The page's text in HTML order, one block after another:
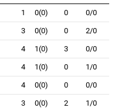
1 0(0) 0 0/0
3 0(0) 0 2/0
4 1(0) 3 0/0
4 1(0) 0 1/0
4 0(0) 0 0/0
3 0(0) 2 1/0